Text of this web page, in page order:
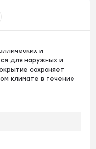
и
для наружных и
сохраняет
климате в течение